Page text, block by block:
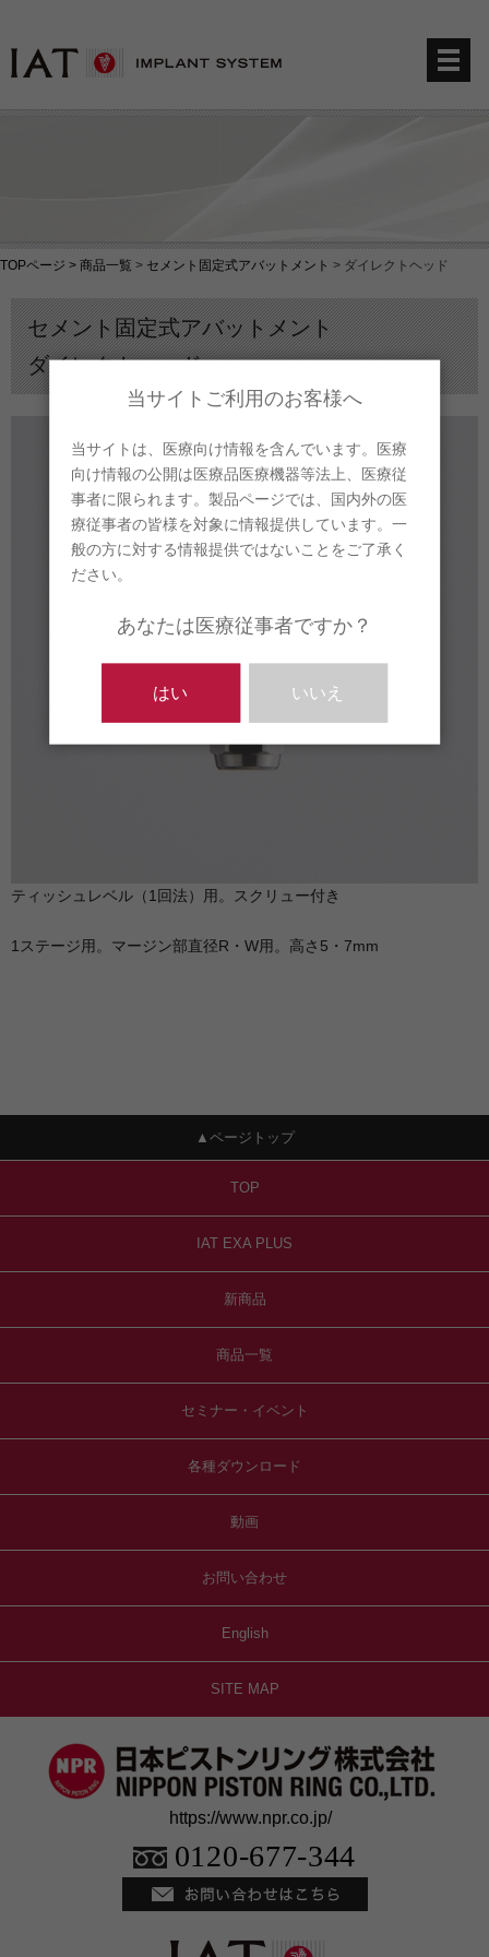
TOPページ > 商品一覧 > セメント固定式アバットメント > ダイレクトヘッド
当サイトご利用のお客様へ
当サイトは、医療向け情報を含んでいます。医療
向け情報の公開は医療品医療機器等法上、医療従
事者に限られます。製品ページでは、国内外の医
療従事者の皆様を対象に情報提供しています。一
般の方に対する情報提供ではないことをご了承く
ださい。
あなたは医療従事者ですか？
はい いいえ
セメント固定式アバットメント
ダイレクトヘッド
ティッシュレベル（1回法）用。スクリュー付き
1ステージ用。マージン部直径R・W用。高さ5・7mm
▲ページトップ
TOP
IAT EXA PLUS
新商品
商品一覧
セミナー・イベント
各種ダウンロード
動画
お問い合わせ
English
SITE MAP
https://www.npr.co.jp/
0120-677-344